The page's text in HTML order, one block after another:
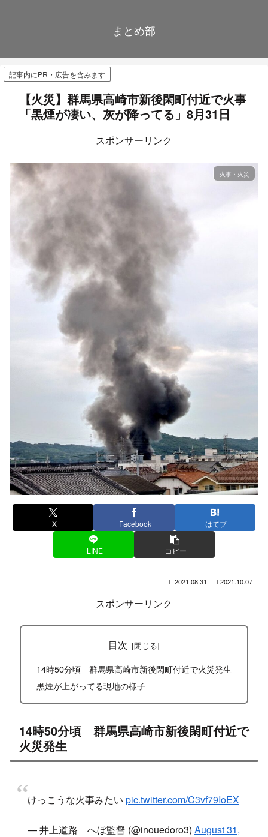
まとめ部
記事内にPR・広告を含みます
【火災】群馬県高崎市新後閑町付近で火事
「黒煙が凄い、灰が降ってる」8月31日
スポンサーリンク
火事・火災
X Facebook はてブ
LINE コピー
2021.08.31 2021.10.07
スポンサーリンク
目次
14時50分頃 群馬県高崎市新後閑町付近で火災発生
黒煙が上がってる現地の様子
14時50分頃 群馬県高崎市新後閑町付近で
火災発生
けっこうな火事みたい pic.twitter.com/C3vf79IoEX
— 井上道路 へぼ監督 (@inouedoro3) August 31,